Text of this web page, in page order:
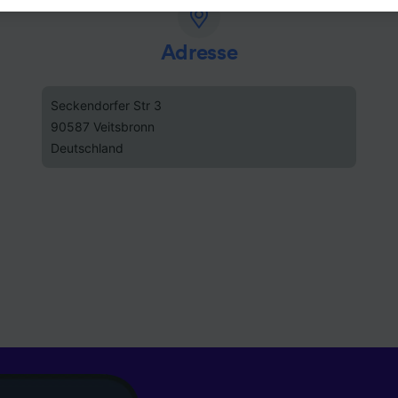
Adresse
Seckendorfer Str 3
90587 Veitsbronn
Deutschland
en cliquant ci-dessous ou à tout moment sur la page de la
et n’affecteront pas les données de navigation. Vos
vous tracer.